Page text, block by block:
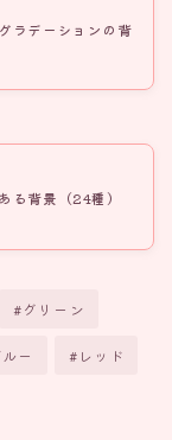
ラデーションの背
る背景（24種）
#グリーン
ー #レッド